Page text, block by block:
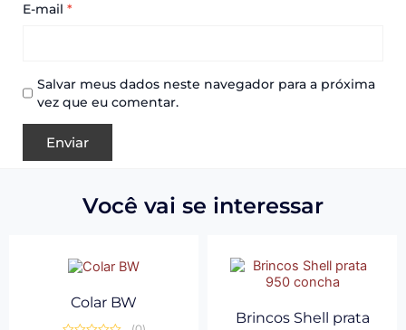
E-mail *
Salvar meus dados neste navegador para a próxima
vez que eu comentar.
Você vai se interessar
Colar BW
Brincos Shell prata